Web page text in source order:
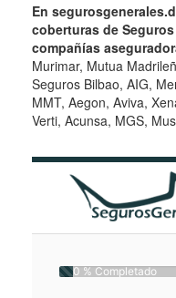
En
coberturas de
compañías
Murimar, Mutua
Seguros Bilbao, AIG,
MMT, Aegon, Aviva,
Verti, Acunsa, MGS,
0 % Completado